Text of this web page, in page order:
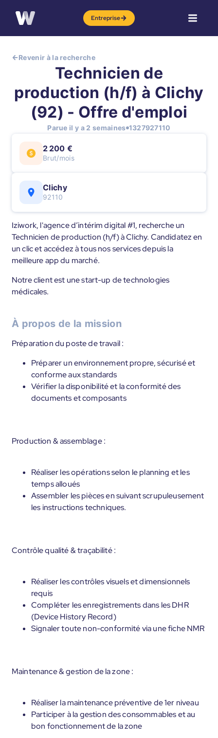
Entreprise
Revenir à la recherche
Technicien de
production (h/f) à Clichy
(92) - Offre d'emploi
Parue il y a 2 semaines 1327927110
2 200 €
Brut/mois
Clichy
92110
Iziwork, l'agence d’intérim digital #1, recherche un
Technicien de production (h/f) à Clichy. Candidatez en
un clic et accédez à tous nos services depuis la
meilleure app du marché.
Notre client est une start-up de technologies
médicales.
À propos de la mission
Préparation du poste de travail :
Préparer un environnement propre, sécurisé et
conforme aux standards
Vérifier la disponibilité et la conformité des
documents et composants
Production & assemblage :
Réaliser les opérations selon le planning et les
temps alloués
Assembler les pièces en suivant scrupuleusement
les instructions techniques.
Contrôle qualité & traçabilité :
Réaliser les contrôles visuels et dimensionnels
requis
Compléter les enregistrements dans les DHR
(Device History Record)
Signaler toute non-conformité via une fiche NMR
Maintenance & gestion de la zone :
Réaliser la maintenance préventive de 1er niveau
Participer à la gestion des consommables et au
bon fonctionnement de la zone